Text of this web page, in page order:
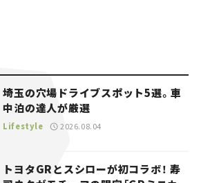
埼玉の穴場ドライブスポット5選。車
中泊の達人が厳選
Lifestyle 2026.08.04
トヨタGRとスシローが初コラボ！ 寿